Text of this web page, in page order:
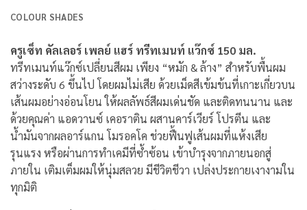
COLOUR SHADES
ครูเซ็ท คัลเลอร์ เพลย์ แฮร์ ทรีทเมนท์ แว๊กซ์ 150 มล.
ทรีทเมนท์แว๊กซ์เปลี่ยนสีผม เพียง “หมัก & ล้าง” สำหรับพื้นผม
สว่างระดับ 6 ขึ้นไป โดยผมไม่เสีย ด้วยเม็ดสีเข้มข้นที่เกาะเกี่ยวบน
เส้นผมอย่างอ่อนโยน ให้ผลลัพธ์สีผมเด่นชัด และติดทนนาน และ
ด้วยคุณค่า แอดวานซ์ เคอราติน ผสานคาร์เวียร์ โปรตีน และ
น้ำมันจากผลอาร์แกน โมรอคโค ช่วยฟื้นฟูเส้นผมที่แห้งเสีย
รุนแรง หรือผ่านการทำเคมีที่ซ้ำซ้อน เข้าบำรุงจากภายนอกสู่
ภายใน เติมเต็มผมให้นุ่มสลวย มีชีวิตชีวา เปล่งประกายเงางามใน
ทุกมิติ